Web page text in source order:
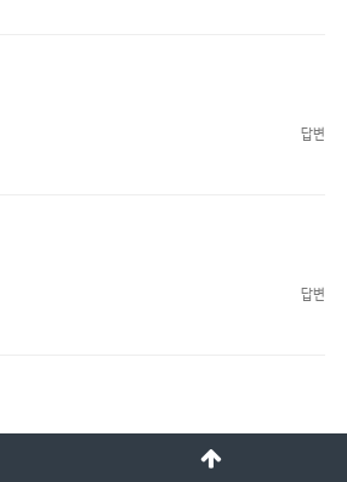
답변
답변